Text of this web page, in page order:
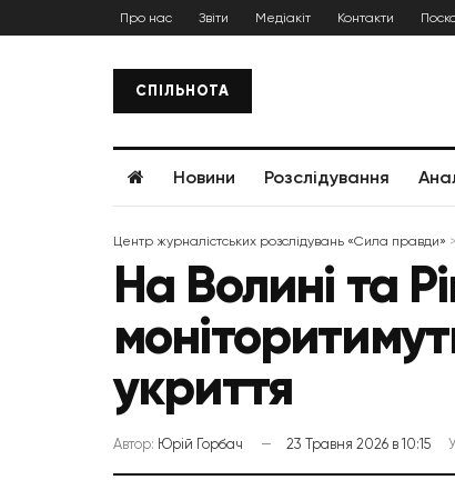
Про нас Звіти Медіакіт Контакти
СПІЛЬНОТА
Новини Розслідування
Центр журналістських розслідувань «Сила правди» >
На Волині та
укриття
Автор: Юрій Горбач 23 Травня 2026 в 10:15